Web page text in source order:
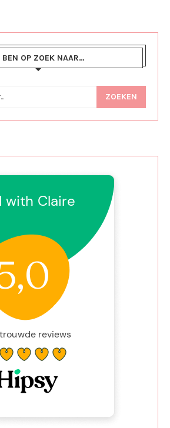
BEN OP ZOEK NAAR…
ZOEKEN